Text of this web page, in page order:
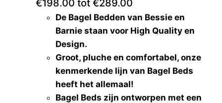
€198.00 tot €289.00
De Bagel Bedden van Bessie en
Barnie staan voor High Quality en
Design.
Groot, pluche en comfortabel, onze
kenmerkende lijn van Bagel Beds
heeft het allemaal!
Bagel Beds zijn ontworpen met een